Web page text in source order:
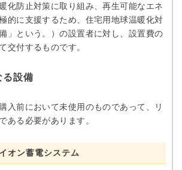
化防止対策に取り組み、再生可能なエネ
的に支援するため、住宅用地球温暖化対
」という。）の設置者に対し、設置費の
交付するものです。
る設備
入前において未使用のものであって、リ
ある必要があります。
オン蓄電システム